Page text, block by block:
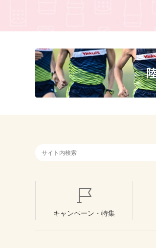
検索キーワード入力
キャンペーン・特集